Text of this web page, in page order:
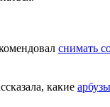
снимать
какие